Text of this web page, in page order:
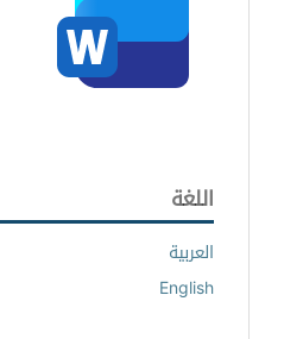
اللغة
العربية
English